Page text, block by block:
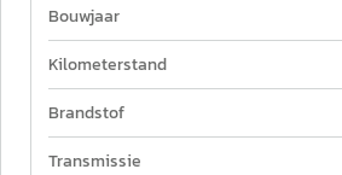
Bouwjaar
Kilometerstand
Brandstof
Transmissie